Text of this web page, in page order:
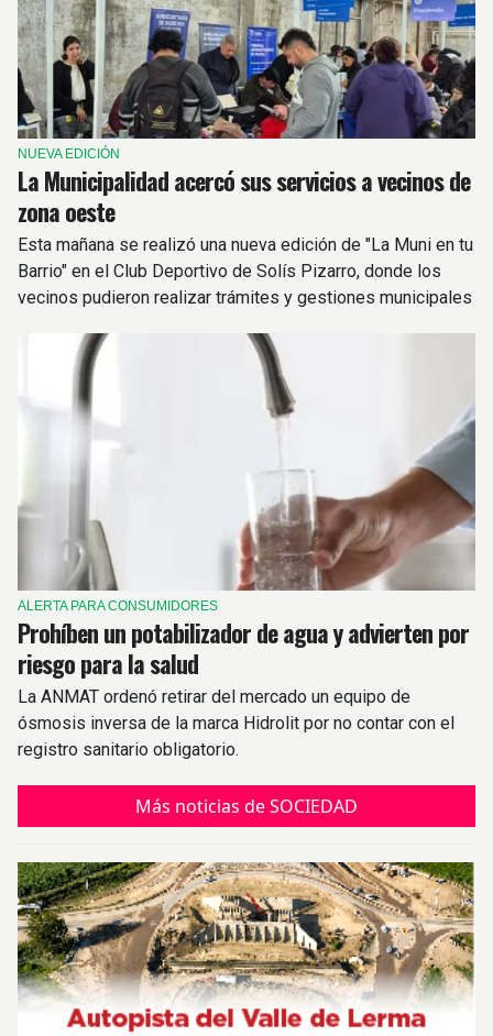
NUEVA EDICIÓN
La Municipalidad acercó sus servicios a vecinos de
zona oeste
Esta mañana se realizó una nueva edición de "La Muni en tu
Barrio" en el Club Deportivo de Solís Pizarro, donde los
vecinos pudieron realizar trámites y gestiones municipales
ALERTA PARA CONSUMIDORES
Prohíben un potabilizador de agua y advierten por
riesgo para la salud
La ANMAT ordenó retirar del mercado un equipo de
ósmosis inversa de la marca Hidrolit por no contar con el
registro sanitario obligatorio.
Más noticias de SOCIEDAD